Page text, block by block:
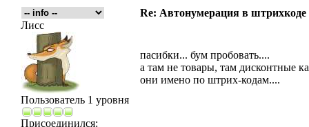
Re: Автонумерация в штрихкоде
Лисс
Пользователь 1 уровня
Присоединился:
пасибки... бум пробовать....
а там не товары, там дисконтные
они имено по штрих-кодам....